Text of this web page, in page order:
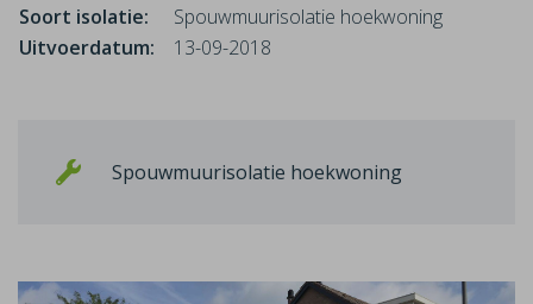
Soort isolatie:
Spouwmuurisolatie hoekwoning
Uitvoerdatum:
13-09-2018
Spouwmuurisolatie hoekwoning